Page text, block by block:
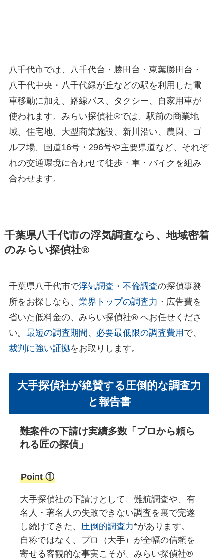
八千代市では、八千代台・勝田台・東葉勝田台・
八千代中央・八千代緑が丘などの駅を利用した電
車移動に加え、路線バス、タクシー、自家用車が
使われます。みらい探偵社®︎では、駅前の商業地
域、住宅地、大型商業施設、新川沿い、農園、ゴ
ルフ場、国道16号・296号や主要県道など、それぞ
れの交通環境に合わせて徒歩・車・バイクを組み
合わせます。
千葉県八千代市の浮気調査なら、地域密着
のみらい探偵社®︎
千葉県八千代市で浮気調査・不倫調査の探偵事務
所をお探しなら、 業界トップの調査力 ・広告費を
省いた低料金の、みらい探偵社®︎ へお任せくださ
い。 最短の調査期間 、 必要最低限の調査費用 で、
裁判に強い証拠をお取りします。
大手探偵社が絶賛する圧倒的な調査力
と報告書
難案件の下請け実績多数 「プロから頼ら
れる匠の探偵」
Point ①
大手探偵社の下請けとして、難航調査や、有
名人・著名人の失敗できない調査を裏で完遂
し続けてきた、 圧倒的調査力*があります。
自称ではなく、プロ（大手）が全幅の信頼を
寄せる客観的な事実こそが、みらい探偵社®︎